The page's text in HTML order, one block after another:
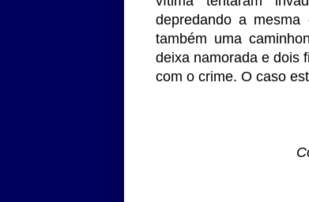
depredando a
também uma
deixa namorada e dois
com o crime. O caso